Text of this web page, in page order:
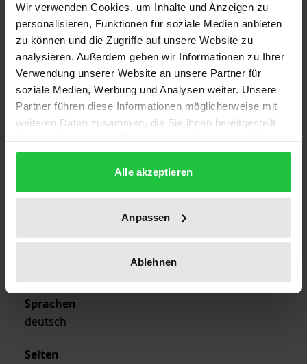
Wir verwenden Cookies, um Inhalte und Anzeigen zu
personalisieren, Funktionen für soziale Medien anbieten
zu können und die Zugriffe auf unsere Website zu
analysieren. Außerdem geben wir Informationen zu Ihrer
Verwendung unserer Website an unsere Partner für
soziale Medien, Werbung und Analysen weiter. Unsere
Partner führen diese Informationen möglicherweise mit
weiteren Daten zusammen, die Sie ihnen bereitgestellt
gesammelt haben.
Alle akzeptieren
Anpassen
Ablehnen
Untertitel
Theoriegeschichtliche und theoretische
Untersuchungen zum Problem ihrer
Identifikation
Erscheinungsdatum
01.01.2001
Erscheinungsjahr
Verlag
Sprachen
deutsch
Seiten